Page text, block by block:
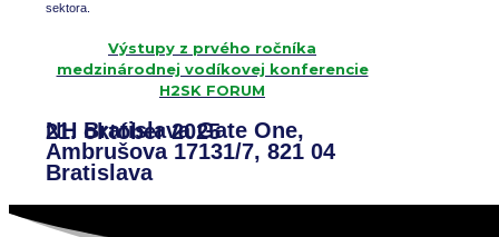
sektora.
Výstupy z prvého ročníka
medzinárodnej vodíkovej konferencie
H2SK FORUM
21. október 2025
NH Bratislava Gate One,
Ambrušova 17131/7, 821 04
Bratislava